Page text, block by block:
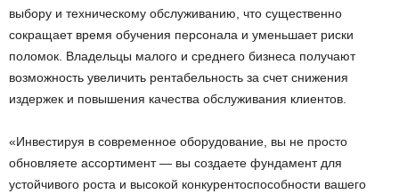
выбору и техническому обслуживанию, что существенно
сокращает время обучения персонала и уменьшает риски
поломок. Владельцы малого и среднего бизнеса получают
возможность увеличить рентабельность за счет снижения
издержек и повышения качества обслуживания клиентов.
«Инвестируя в современное оборудование, вы не просто
обновляете ассортимент — вы создаете фундамент для
устойчивого роста и высокой конкурентоспособности вашего